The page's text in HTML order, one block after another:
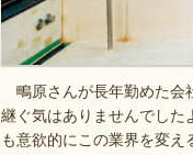
鴫原さんが長年勤めた会
継ぐ気はありませんでした
も意欲的にこの業界を変